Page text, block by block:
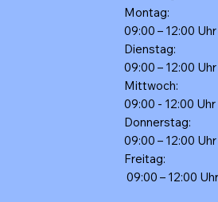
Montag:
09:00 – 12:00
Dienstag:
09:00 – 12:00
Mittwoch:
09:00 - 12:00 Uhr
Donnerstag:
09:00 – 12:00
Freitag:
09:00 – 12:00 Uhr